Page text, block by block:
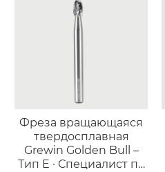
Фреза вращающаяся
твердосплавная
Grewin Golden Bull –
Тип E · Специалист по